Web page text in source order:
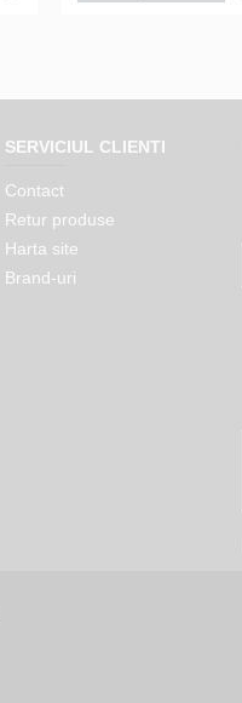
SERVICIUL CLIENTI
Contact
Retur produse
Harta site
Brand-uri